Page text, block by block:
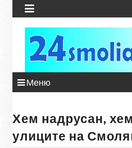

Меню
Хем надрусан,
улиците на